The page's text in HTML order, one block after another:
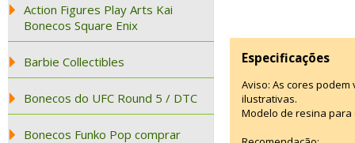
Action Figures Play Arts Kai
Bonecos Square Enix
Barbie Collectibles
Bonecos do UFC Round 5 / DTC
Bonecos Funko Pop comprar
Especificações
Aviso: As cores
ilustrativas.
Modelo de resina